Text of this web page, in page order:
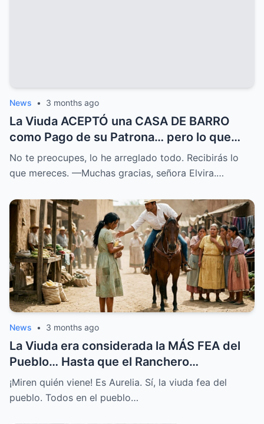
News • 3 months ago
La Viuda ACEPTÓ una CASA DE BARRO
como Pago de su Patrona… pero lo que
ENCONTRÓ lo CAMBIO TODO
No te preocupes, lo he arreglado todo. Recibirás lo
que mereces. —Muchas gracias, señora Elvira.…
News • 3 months ago
La Viuda era considerada la MÁS FEA del
Pueblo… Hasta que el Ranchero
MILLONARIO le Habló
¡Miren quién viene! Es Aurelia. Sí, la viuda fea del
pueblo. Todos en el pueblo…